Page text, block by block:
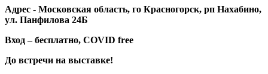
Адрес - Московская область, го Красногорск, рп Нахабино,
ул. Панфилова 24Б
Вход – бесплатно, COVID free
До встречи на выставке!